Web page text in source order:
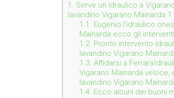
1. Serve un idraulico a
lavandino Vigarano Mainarda
1.1. Eugenio l’idraulico
Mainarda ecco gli
1.2. Pronto intervento
lavandino Vigarano
1.3. Affidarsi a
Vigarano Mainarda
lavandino Vigarano
1.4. Ecco alcuni dei buoni